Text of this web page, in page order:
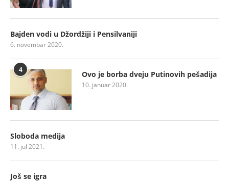
Bajden vodi u Džordžiji i Pensilvaniji
6. novembar 2020.
4 Ovo je borba dveju Putinovih pešadija
10. januar 2020.
Sloboda medija
11. jul 2021.
Još se igra